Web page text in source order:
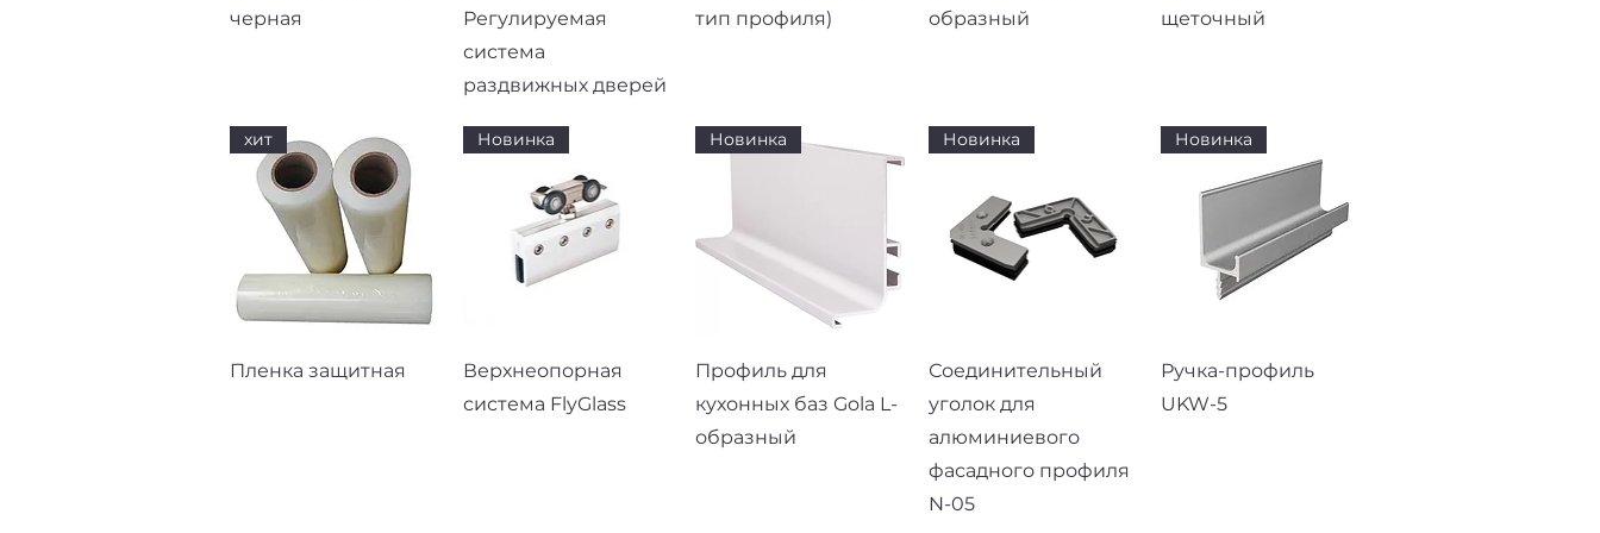
черная
Регулируемая
система
раздвижных дверей
тип профиля)
образный
щеточный
Быстрый просмотр
хит
Пленка защитная Быстрый просмотр
Новинка
Верхнеопорная
система FlyGlass
Быстрый просмотр
Новинка
Профиль для
кухонных баз Gola L-
образный
Быстрый просмотр
Новинка
Соединительный
уголок для
алюминиевого
фасадного профиля
N-05
Быстрый просмотр
Новинка
Ручка-профиль
UKW-5